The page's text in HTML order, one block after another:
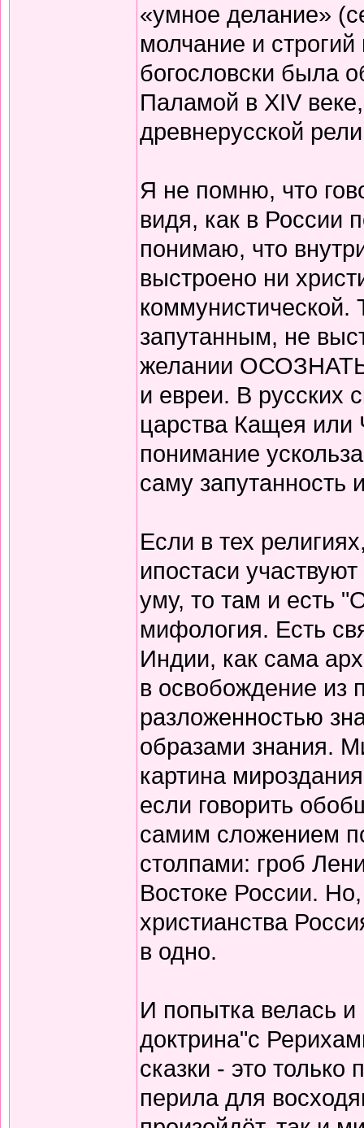
«умное делание»
молчание и
богословски была
Паламой в XIV
древнерусской
Я не помню, что
видя, как в России
понимаю, что
выстроено ни
коммунистической.
запутанным, не
желании ОСОЗНАТЬ
и евреи. В русских
царства Кащея или
понимание
саму запутанность
Если в тех
ипостаси
уму, то там и есть
мифология. Есть
Индии, как сама
в освобождение из
разложенностью
образами знания.
картина
если говорить
самим сложением
столпами: гроб
Востоке России.
христианства
в одно.
И попытка велась
доктрина"с
сказки - это
перила для